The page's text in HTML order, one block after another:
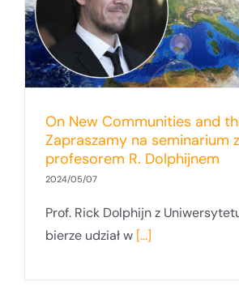
On New Communities and
Zapraszamy na seminarium z
profesorem R. Dolphijnem
2024/05/07
Prof. Rick Dolphijn z
bierze udział w [...]